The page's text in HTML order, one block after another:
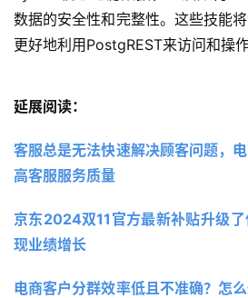
数据的安全性和完整性。这些技能
更好地利用PostgREST来访问和操作
延展阅读：
客服总是无法快速解决顾客问题，
高客服服务质量
京东2024双11官方最新补贴升级
现业绩增长
电商客户分群效率低且不准确？怎